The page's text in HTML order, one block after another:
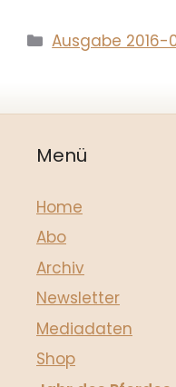
Kategorien
Ausgabe 2016-
Menü
Home
Abo
Archiv
Newsletter
Mediadaten
Shop